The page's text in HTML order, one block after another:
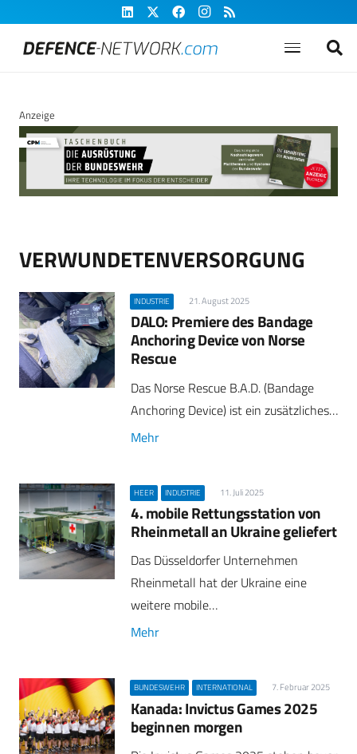
Anzeige
VERWUNDETENVERSORGUNG
INDUSTRIE 21. August 2025
DALO: Premiere des Bandage
Anchoring Device von Norse
Rescue
Das Norse Rescue B.A.D. (Bandage
Anchoring Device) ist ein zusätzliches…
Mehr
HEER INDUSTRIE 11. Juli 2025
4. mobile Rettungsstation von
Rheinmetall an Ukraine geliefert
Das Düsseldorfer Unternehmen
Rheinmetall hat der Ukraine eine
weitere mobile…
Mehr
BUNDESWEHR INTERNATIONAL 7. Februar 2025
Kanada: Invictus Games 2025
beginnen morgen